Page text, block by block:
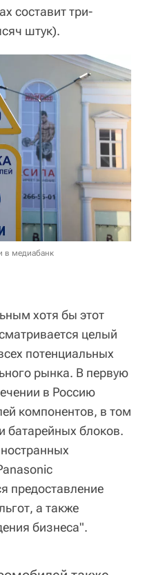
составит три-
штук).
в медиабанк
хотя бы этот
целый
потенциальных
рынка. В первую
в Россию
компонентов, в том
батарейных блоков.
предоставление
а также
бизнеса".